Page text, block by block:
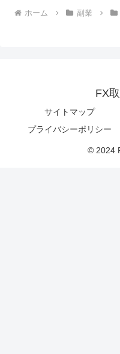
ホーム 副業
FX
サイトマップ
プライバシーポリシー
© 2024